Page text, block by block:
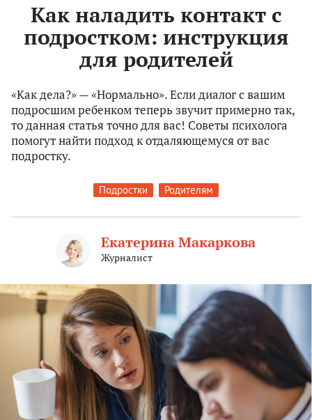
Как наладить контакт с
подростком: инструкция
для родителей
«Как дела?» — «Нормально». Если диалог с вашим
подросшим ребенком теперь звучит примерно так,
то данная статья точно для вас! Советы психолога
помогут найти подход к отдаляющемуся от вас
подростку.
Подростки Родителям
Екатерина Макаркова
Журналист